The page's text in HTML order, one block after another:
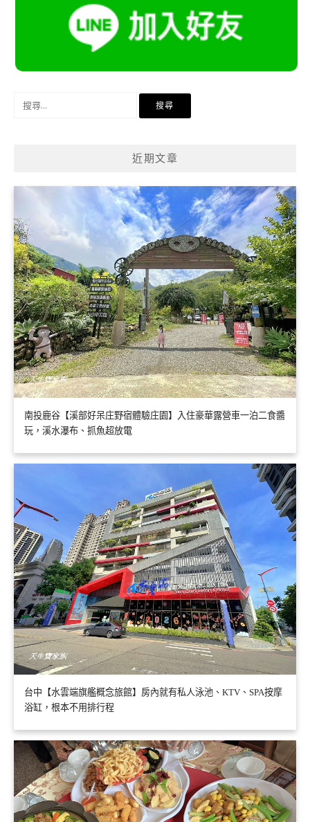
近期文章
南投鹿谷【溪部好呆庄野宿體驗庄園】入住豪華露營車一泊二食醬
玩，溪水瀑布、抓魚超放電
台中【水雲端旗艦概念旅館】房內就有私人泳池、KTV、SPA按摩
浴缸，根本不用排行程